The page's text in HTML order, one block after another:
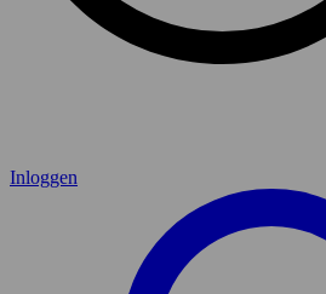
Inloggen